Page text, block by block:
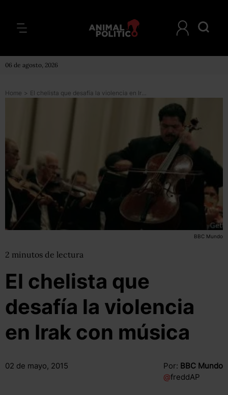
06 de agosto, 2026
Home > El chelista que desafía la violencia en Irak con música
BBC Mundo
2 minutos de lectura
El chelista que
desafía la violencia
en Irak con música
02 de mayo, 2015 Por: BBC Mundo
@freddAP